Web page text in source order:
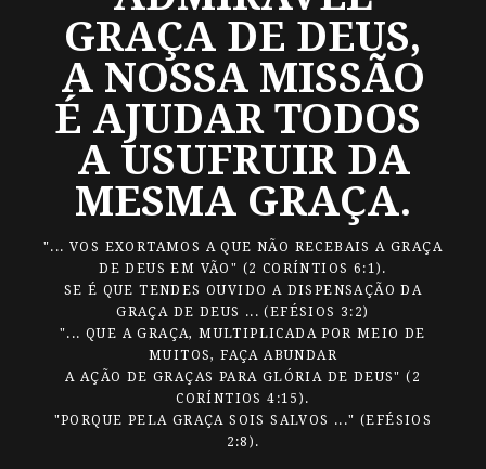
GRAÇA DE DEUS,
A NOSSA MISSÃO
É AJUDAR TODOS
A USUFRUIR DA
MESMA GRAÇA.
"... VOS EXORTAMOS A QUE NÃO RECEBAIS A GRAÇA
DE DEUS EM VÃO" (2 CORÍNTIOS 6:1).
SE É QUE TENDES OUVIDO A DISPENSAÇÃO DA
GRAÇA DE DEUS ... (EFÉSIOS 3:2)
"... QUE A GRAÇA, MULTIPLICADA POR MEIO DE
MUITOS, FAÇA ABUNDAR
A AÇÃO DE GRAÇAS PARA GLÓRIA DE DEUS" (2
CORÍNTIOS 4:15).
"PORQUE PELA GRAÇA SOIS SALVOS ..." (EFÉSIOS
2:8).